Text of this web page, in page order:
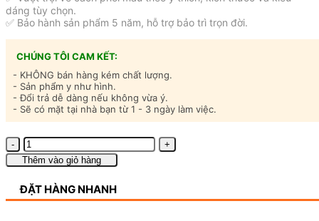
dáng tùy chọn.
✅ Bảo hành sản phẩm 5 năm, hỗ trợ bảo trì trọn đời.
CHÚNG TÔI CAM KẾT:
- KHÔNG bán hàng kém chất lượng.
- Sản phẩm y như hình.
- Đổi trả dễ dàng nếu không vừa ý.
- Sẽ có mặt tại nhà bạn từ 1 - 3 ngày làm việc.
Tủ
áo
quần
nhựa
cao
Thêm vào giỏ hàng
ĐẶT HÀNG NHANH